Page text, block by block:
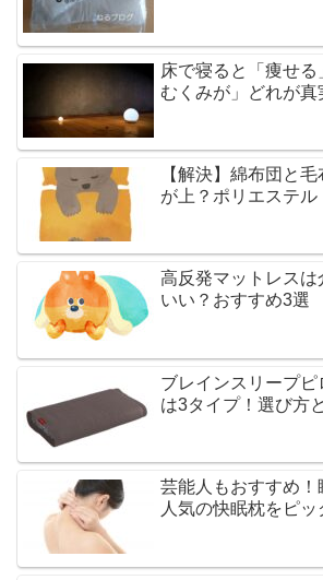
床で寝ると「痩せ
むくみが」どれが真
【解決】綿布団と
が上？ポリエステル
高反発マットレスは
いい？おすすめ3選
ブレインスリープ
は3タイプ！選び方
芸能人もおすすめ！
人気の快眠枕をピ